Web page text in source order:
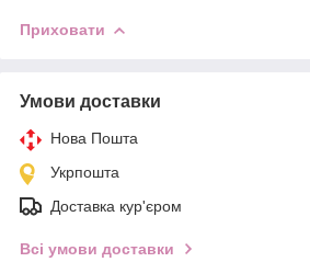
Приховати
Умови доставки
Нова Пошта
Укрпошта
Доставка кур'єром
Всі умови доставки